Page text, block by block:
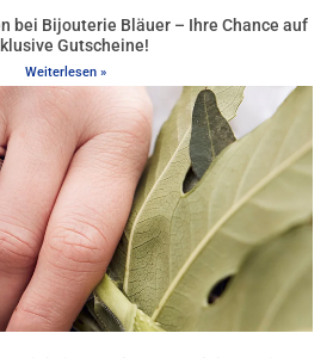
bei Bijouterie Bläuer – Ihre Chance auf
Gutscheine!
Weiterlesen »